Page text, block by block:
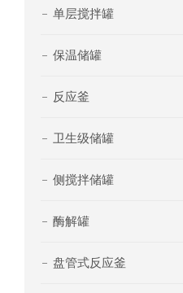
单层搅拌罐
保温储罐
反应釜
卫生级储罐
侧搅拌储罐
酶解罐
盘管式反应釜